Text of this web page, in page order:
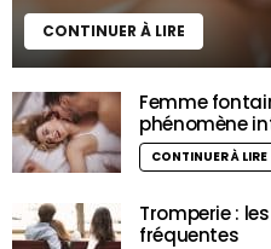
CONTINUER À LIRE
Femme
phénomène
CONTINUER À LIRE
Tromperie :
fréquentes